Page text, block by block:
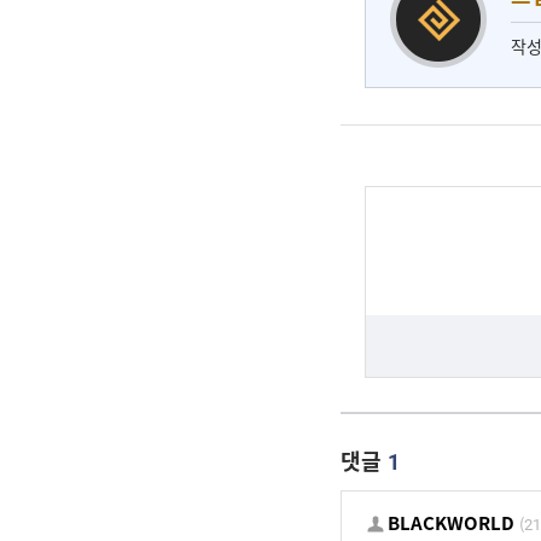
작
댓글 1
BLACKWORLD